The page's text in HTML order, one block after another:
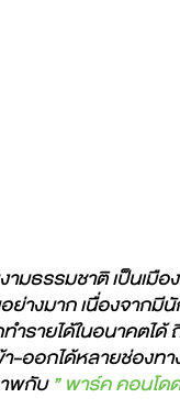
ธรรมชาติ เป็นเมือ
งมาก เนื่องจากมีนั
ายได้ในอนาคตได้
า-ออกได้หลายช่อง
พกับ ” พาร์ค คอนโด